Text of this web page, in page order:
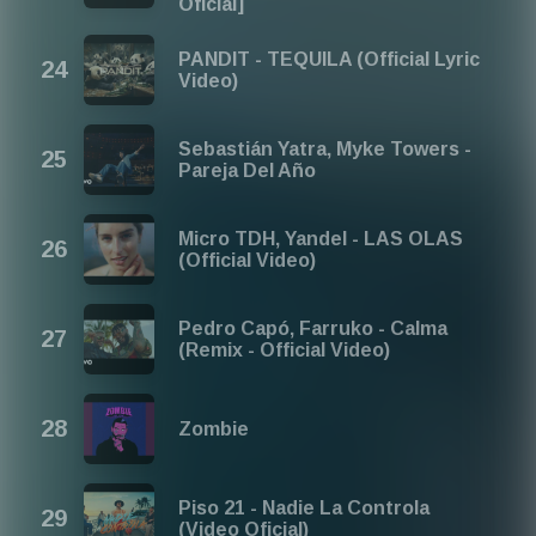
Oficial]
PANDIT - TEQUILA (Official Lyric
Video)
Sebastián Yatra, Myke Towers -
Pareja Del Año
Micro TDH, Yandel - LAS OLAS
(Official Video)
Pedro Capó, Farruko - Calma
(Remix - Official Video)
Zombie
Piso 21 - Nadie La Controla
(Video Oficial)